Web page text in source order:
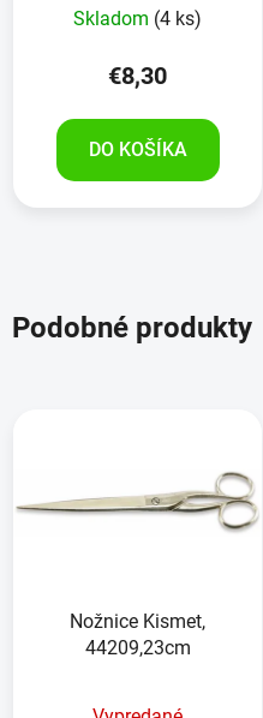
Skladom (4 ks)
€8,30
DO KOŠÍKA
Podobné produkty
Nožnice Kismet,
44209,23cm